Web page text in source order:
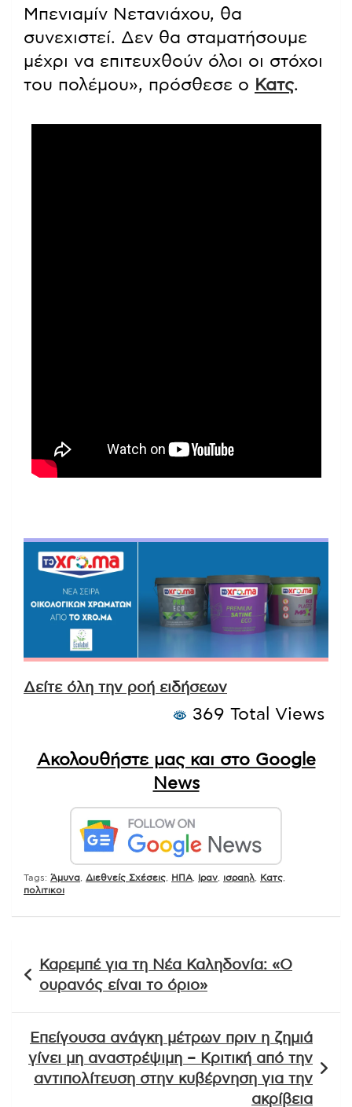
Μπενιαμίν Νετανιάχου, θα
συνεχιστεί. Δεν θα σταματήσουμε
μέχρι να επιτευχθούν όλοι οι στόχοι
του πολέμου», πρόσθεσε ο Κατς.
Δείτε όλη την ροή ειδήσεων
369 Total Views
Ακολουθήστε μας και στο Google
News
Tags: Άμυνα Διεθνείς Σχέσεις ΗΠΑ Ιραν ισραηλ Κατς
πολιτικοι
άρθρων
Καρεμπέ για τη Νέα Καληδονία: «Ο
ουρανός είναι το όριο»
Επείγουσα ανάγκη μέτρων πριν η ζημιά
γίνει μη αναστρέψιμη – Κριτική από την
αντιπολίτευση στην κυβέρνηση για την
ακρίβεια